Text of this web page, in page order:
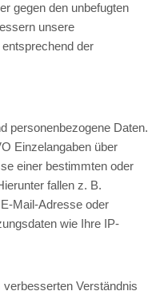
gegen den unbefugten
unsere
der
personenbezogene Daten.
Einzelangaben über
einer bestimmten oder
fallen z. B.
Mail-Adresse oder
wie Ihre IP-
Verständnis